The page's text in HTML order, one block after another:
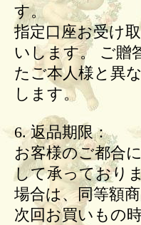
す。
指定口座お受け
いします。 ご贈
たご本人様と異
します。
6. 返品期限：
お客様のご都合
して承っており
場合は、同等額
次回お買いもの